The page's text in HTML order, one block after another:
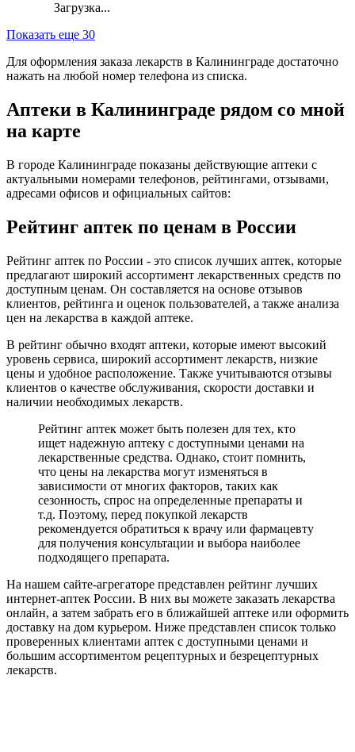
Загрузка...
Показать еще 30
Для оформления заказа лекарств в Калининграде достаточно
нажать на любой номер телефона из списка.
Аптеки в Калининграде рядом со мной
на карте
В городе Калининграде показаны действующие аптеки с
актуальными номерами телефонов, рейтингами, отзывами,
адресами офисов и официальных сайтов:
Рейтинг аптек по ценам в России
Рейтинг аптек по России - это список лучших аптек, которые
предлагают широкий ассортимент лекарственных средств по
доступным ценам. Он составляется на основе отзывов
клиентов, рейтинга и оценок пользователей, а также анализа
цен на лекарства в каждой аптеке.
В рейтинг обычно входят аптеки, которые имеют высокий
уровень сервиса, широкий ассортимент лекарств, низкие
цены и удобное расположение. Также учитываются отзывы
клиентов о качестве обслуживания, скорости доставки и
наличии необходимых лекарств.
Рейтинг аптек может быть полезен для тех, кто
ищет надежную аптеку с доступными ценами на
лекарственные средства. Однако, стоит помнить,
что цены на лекарства могут изменяться в
зависимости от многих факторов, таких как
сезонность, спрос на определенные препараты и
т.д. Поэтому, перед покупкой лекарств
рекомендуется обратиться к врачу или фармацевту
для получения консультации и выбора наиболее
подходящего препарата.
На нашем сайте-агрегаторе представлен рейтинг лучших
интернет-аптек России. В них вы можете заказать лекарства
онлайн, а затем забрать его в ближайшей аптеке или оформить
доставку на дом курьером. Ниже представлен список только
проверенных клиентами аптек с доступными ценами и
большим ассортиментом рецептурных и безрецептурных
лекарств.